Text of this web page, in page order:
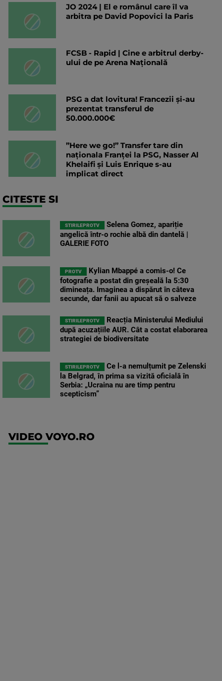
JO 2024 | El e românul care îl va
arbitra pe David Popovici la Paris
FCSB - Rapid | Cine e arbitrul derby-
ului de pe Arena Națională
PSG a dat lovitura! Francezii și-au
prezentat transferul de
50.000.000€
”Here we go!” Transfer tare din
naționala Franței la PSG, Nasser Al
Khelaifi și Luis Enrique s-au
implicat direct
CITESTE SI
STIRILEPROTV
Selena Gomez, apariție
angelică într-o rochie albă din dantelă |
GALERIE FOTO
PROTV
Kylian Mbappé a comis-o! Ce
fotografie a postat din greșeală la 5:30
dimineața. Imaginea a dispărut în câteva
secunde, dar fanii au apucat să o salveze
STIRILEPROTV
Reacția Ministerului Mediului
după acuzațiile AUR. Cât a costat elaborarea
strategiei de biodiversitate
STIRILEPROTV
Ce l-a nemulțumit pe Zelenski
la Belgrad, în prima sa vizită oficială în
Serbia: „Ucraina nu are timp pentru
scepticism”
VIDEO VOYO.RO